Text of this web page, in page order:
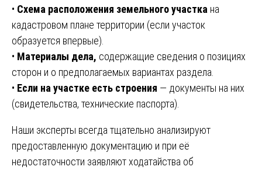
• Схема расположения земельного участка на
кадастровом плане территории (если участок
образуется впервые).
• Материалы дела, содержащие сведения о позициях
сторон и о предполагаемых вариантах раздела.
• Если на участке есть строения — документы на них
(свидетельства, технические паспорта).
Наши эксперты всегда тщательно анализируют
предоставленную документацию и при её
недостаточности заявляют ходатайства об